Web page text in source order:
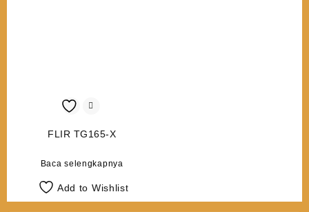
FLIR TG165-X
Baca selengkapnya
Add to Wishlist